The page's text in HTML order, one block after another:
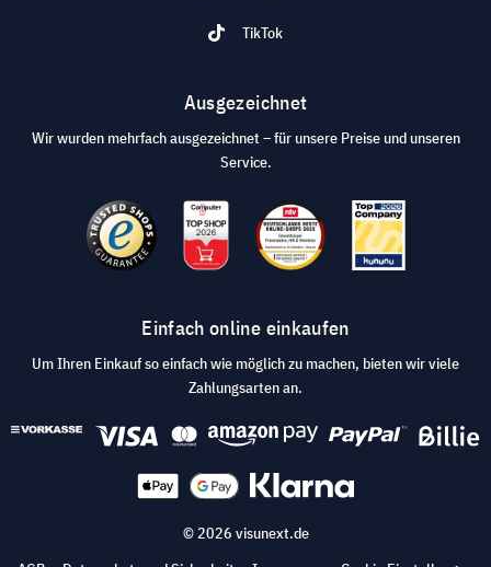
TikTok
Ausgezeichnet
Wir wurden mehrfach ausgezeichnet – für unsere Preise und unseren
Service.
Einfach online einkaufen
Um Ihren Einkauf so einfach wie möglich zu machen, bieten wir viele
Zahlungsarten an.
© 2026 visunext.de